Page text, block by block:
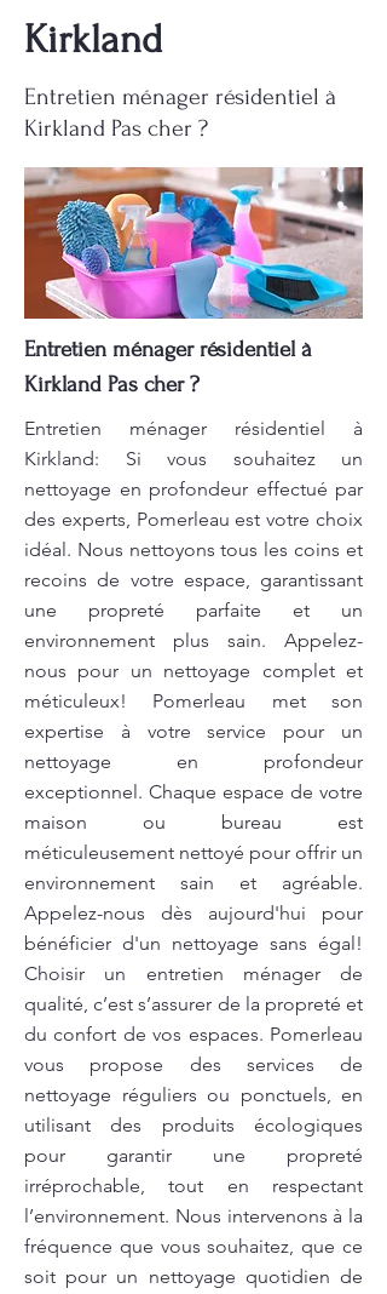
Kirkland
Entretien ménager résidentiel à
Kirkland Pas cher ?
Entretien ménager résidentiel à
Kirkland Pas cher ?
Entretien ménager résidentiel à
Kirkland: Si vous souhaitez un
nettoyage en profondeur effectué par
des experts, Pomerleau est votre choix
idéal. Nous nettoyons tous les coins et
recoins de votre espace, garantissant
une propreté parfaite et un
environnement plus sain. Appelez-
nous pour un nettoyage complet et
méticuleux! Pomerleau met son
expertise à votre service pour un
nettoyage en profondeur
exceptionnel. Chaque espace de votre
maison ou bureau est
méticuleusement nettoyé pour offrir un
environnement sain et agréable.
Appelez-nous dès aujourd'hui pour
bénéficier d'un nettoyage sans égal!
Choisir un entretien ménager de
qualité, c’est s’assurer de la propreté et
du confort de vos espaces. Pomerleau
vous propose des services de
nettoyage réguliers ou ponctuels, en
utilisant des produits écologiques
pour garantir une propreté
irréprochable, tout en respectant
l’environnement. Nous intervenons à la
fréquence que vous souhaitez, que ce
soit pour un nettoyage quotidien de